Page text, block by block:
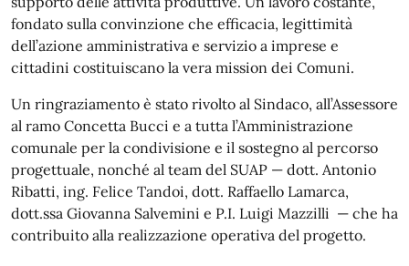
fondato sulla convinzione che efficacia, legittimità
dell’azione amministrativa e servizio a imprese e
cittadini costituiscano la vera mission dei Comuni.
Un ringraziamento è stato rivolto al Sindaco, all’Assessore
al ramo Concetta Bucci e a tutta l’Amministrazione
comunale per la condivisione e il sostegno al percorso
progettuale, nonché al team del SUAP — dott. Antonio
Ribatti, ing. Felice Tandoi, dott. Raffaello Lamarca,
dott.ssa Giovanna Salvemini e P.I. Luigi Mazzilli — che ha
contribuito alla realizzazione operativa del progetto.